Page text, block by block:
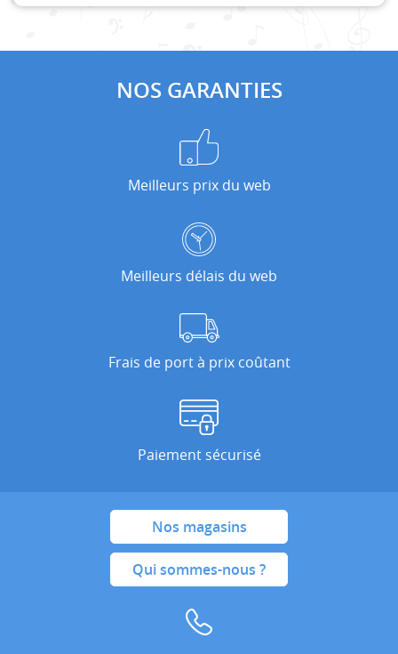
NOS GARANTIES
Meilleurs prix du web
Meilleurs délais du web
Frais de port à prix coûtant
Paiement sécurisé
Nos magasins
Qui sommes-nous ?